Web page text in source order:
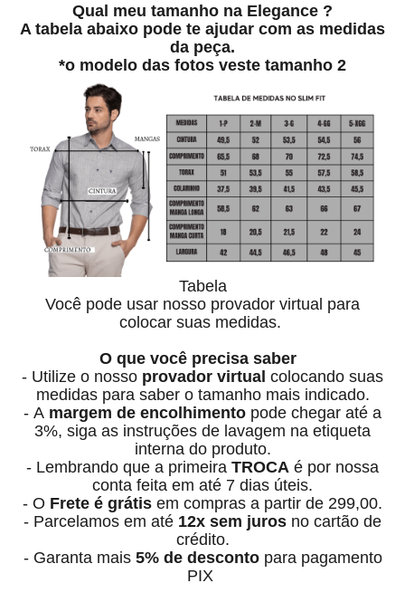
Qual meu tamanho na Elegance ?
A tabela abaixo pode te ajudar com as medidas
da peça.
*o modelo das fotos veste tamanho 2
Tabela
Você pode usar nosso provador virtual para
colocar suas medidas.
O que você precisa saber
- Utilize o nosso provador virtual colocando suas
medidas para saber o tamanho mais indicado.
- A margem de encolhimento pode chegar até a
3%, siga as instruções de lavagem na etiqueta
interna do produto.
- Lembrando que a primeira TROCA é por nossa
conta feita em até 7 dias úteis.
- O Frete é grátis em compras a partir de 299,00.
- Parcelamos em até 12x sem juros no cartão de
crédito.
- Garanta mais 5% de descontopara pagamento
PIX